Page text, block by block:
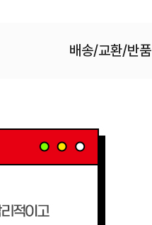
배송/교환/반품